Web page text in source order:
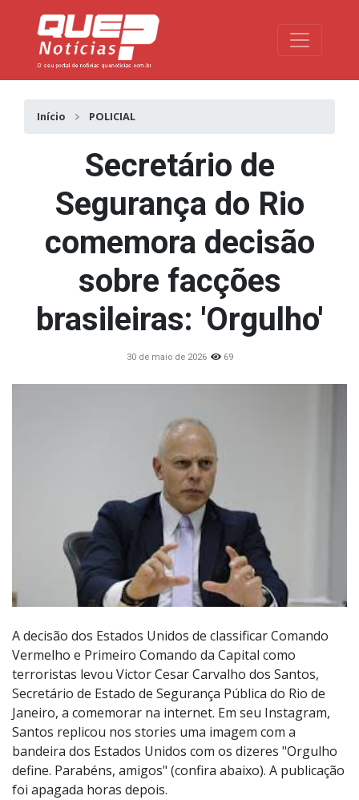
Toggle
Início POLICIAL
Secretário de
Segurança do Rio
comemora decisão
sobre facções
brasileiras: 'Orgulho'
30 de maio de 2026 69
A decisão dos Estados Unidos de classificar Comando
Vermelho e Primeiro Comando da Capital como
terroristas levou Victor Cesar Carvalho dos Santos,
Secretário de Estado de Segurança Pública do Rio de
Janeiro, a comemorar na internet. Em seu Instagram,
Santos replicou nos stories uma imagem com a
bandeira dos Estados Unidos com os dizeres "Orgulho
define. Parabéns, amigos" (confira abaixo). A publicação
foi apagada horas depois.